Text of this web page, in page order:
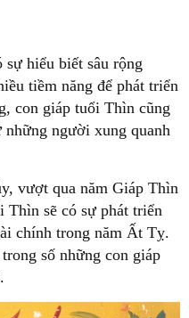
hiểu biết sâu rộng
tiềm năng để phát triển
con giáp tuổi Thìn cũng
người xung quanh
vượt qua năm Giáp Thìn
Thìn sẽ có sự phát triển
chính trong năm Ất Tỵ.
số những con giáp